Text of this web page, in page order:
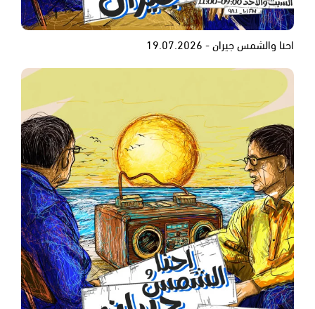
احنا والشمس جيران - 19.07.2026